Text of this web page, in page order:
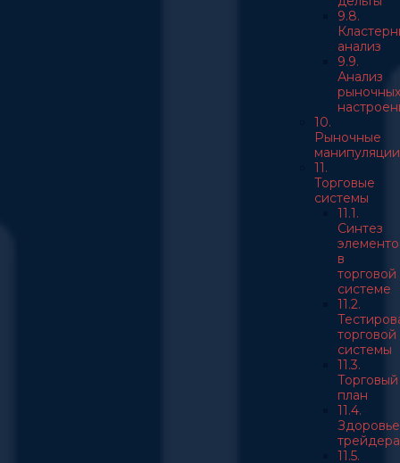
9.8.
анализ
9.9.
Анализ
рыночных
10.
Рыночные
манипуляции
11.
Торговые
системы
11.1.
Синтез
в
торговой
системе
11.2.
торговой
системы
11.3.
Торговый
план
11.4.
Здоровье
трейдера
11.5.